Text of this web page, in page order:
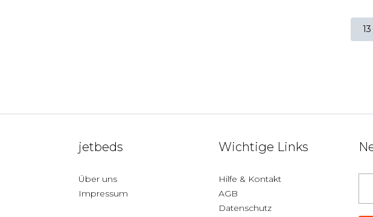
jetbeds
Über uns
Impressum
Wichtige Links
Hilfe & Kontakt
AGB
Datenschutz